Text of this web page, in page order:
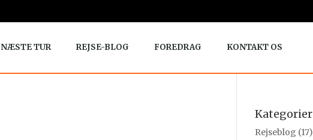
NÆSTE TUR REJSE-BLOG FOREDRAG KONTAKT OS
Kategorier
Rejseblog (17)